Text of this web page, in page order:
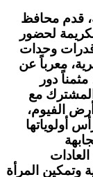
محافظ
لحضور
قدرات وحدات
معرباً عن
دور
المشترك مع
الفيوم،
أولوياتها
وتمكين المرأة